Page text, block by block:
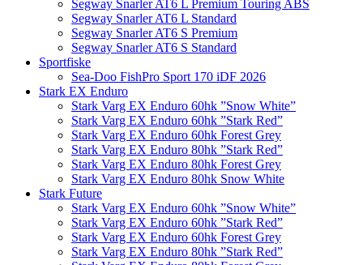
Segway Snarler AT6 L Premium Touring ABS
Segway Snarler AT6 L Standard
Segway Snarler AT6 S Premium
Segway Snarler AT6 S Standard
Sportfiske
Sea-Doo FishPro Sport 170 iDF 2026
Stark EX Enduro
Stark Varg EX Enduro 60hk ”Snow White”
Stark Varg EX Enduro 60hk ”Stark Red”
Stark Varg EX Enduro 60hk Forest Grey
Stark Varg EX Enduro 80hk ”Stark Red”
Stark Varg EX Enduro 80hk Forest Grey
Stark Varg EX Enduro 80hk Snow White
Stark Future
Stark Varg EX Enduro 60hk ”Snow White”
Stark Varg EX Enduro 60hk ”Stark Red”
Stark Varg EX Enduro 60hk Forest Grey
Stark Varg EX Enduro 80hk ”Stark Red”